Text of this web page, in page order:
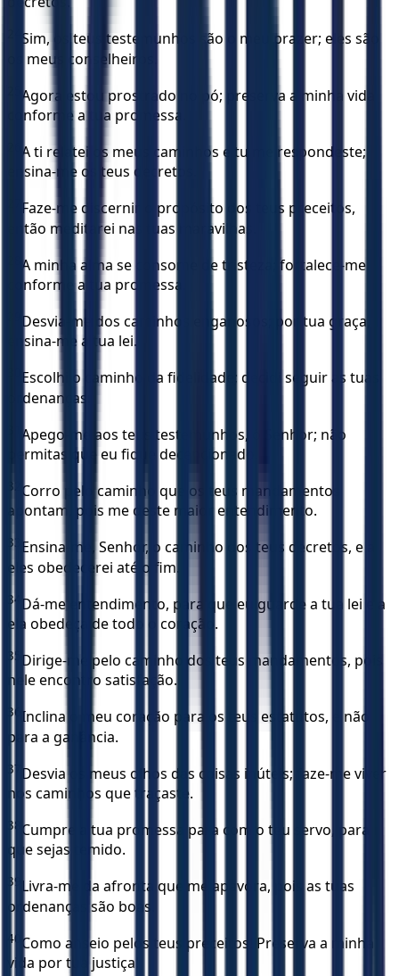
Sim, os teus testemunhos são o meu prazer; eles são
os meus conselheiros.
Agora estou prostrado no pó; preserva a minha vida
conforme a tua promessa.
A ti relatei os meus caminhos e tu me respondeste;
ensina-me os teus decretos.
Faze-me discernir o propósito dos teus preceitos,
então meditarei nas tuas maravilhas.
A minha alma se consome de tristeza; fortalece-me
conforme a tua promessa.
Desvia-me dos caminhos enganosos; por tua graça,
ensina-me a tua lei.
Escolhi o caminho da fidelidade; decidi seguir as tuas
ordenanças.
Apego-me aos teus testemunhos, ó Senhor; não
permitas que eu fique decepcionado.
32
Corro pelo caminho que os teus mandamentos
apontam, pois me deste maior entendimento.
33
Ensina-me, Senhor, o caminho dos teus decretos, e a
eles obedecerei até o fim.
34 Dá-me entendimento, para que eu guarde a tua lei e a
ela obedeça de todo o coração.
35 Dirige-me pelo caminho dos teus mandamentos, pois
nele encontro satisfação.
36 Inclina o meu coração para os teus estatutos, e não
para a ganância.
37 Desvia os meus olhos das coisas inúteis; faze-me viver
nos caminhos que traçaste.
38 Cumpre a tua promessa para com o teu servo, para
que sejas temido.
39 Livra-me da afronta que me apavora, pois as tuas
ordenanças são boas.
40 Como anseio pelos teus preceitos! Preserva a minha
vida por tua justiça!